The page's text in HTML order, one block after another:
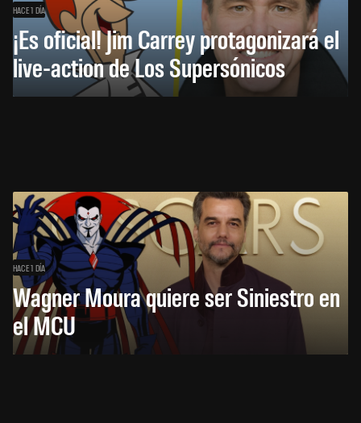
HACE 1 DÍA
¡Es oficial! Jim Carrey protagonizará el
live-action de Los Supersónicos
HACE 1 DÍA
Wagner Moura quiere ser Siniestro en
el MCU